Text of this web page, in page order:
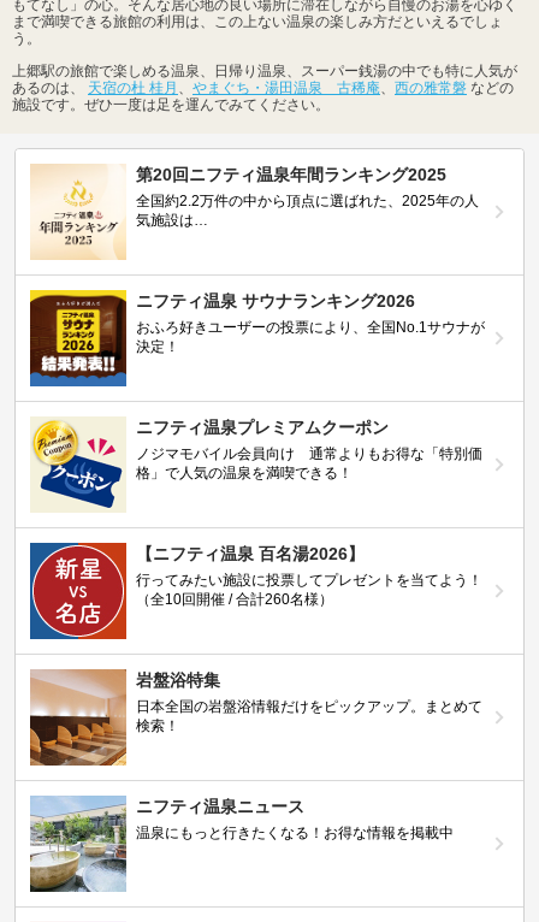
もてなし」の心。そんな居心地の良い場所に滞在しながら自慢のお湯を心ゆく
まで満喫できる旅館の利用は、この上ない温泉の楽しみ方だといえるでしょ
う。
上郷駅の旅館で楽しめる温泉、日帰り温泉、スーパー銭湯の中でも特に人気が
あるのは、 天宿の杜 桂月 やまぐち・湯田温泉 古稀庵 西の雅常磐 などの
施設です。ぜひ一度は足を運んでみてください。
第20回ニフティ温泉年間ランキング2025
全国約2.2万件の中から頂点に選ばれた、2025年の人
気施設は…
ニフティ温泉 サウナランキング2026
おふろ好きユーザーの投票により、全国No.1サウナが
決定！
ニフティ温泉プレミアムクーポン
ノジマモバイル会員向け 通常よりもお得な「特別価
格」で人気の温泉を満喫できる！
【ニフティ温泉 百名湯2026】
行ってみたい施設に投票してプレゼントを当てよう！
（全10回開催 / 合計260名様）
岩盤浴特集
日本全国の岩盤浴情報だけをピックアップ。まとめて
検索！
ニフティ温泉ニュース
温泉にもっと行きたくなる！お得な情報を掲載中